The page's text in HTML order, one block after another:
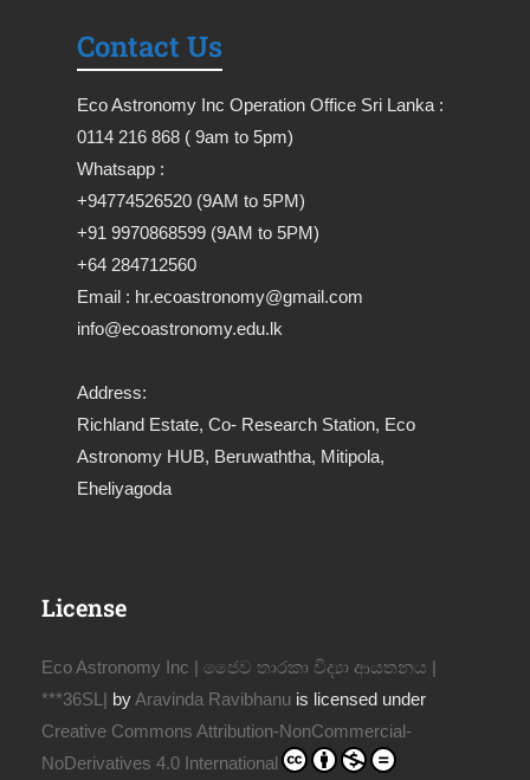
Contact Us
Eco Astronomy Inc Operation Office Sri Lanka :
0114 216 868 ( 9am to 5pm)
Whatsapp :
+94774526520 (9AM to 5PM)
+91 9970868599 (9AM to 5PM)
+64 284712560
Email : hr.ecoastronomy@gmail.com
info@ecoastronomy.edu.lk
Address:
Richland Estate, Co- Research Station, Eco
Astronomy HUB, Beruwaththa, Mitipola,
Eheliyagoda
License
Eco Astronomy Inc | ජෛව තාරකා විද්‍යා ආයතනය |
***36SL| byAravinda Ravibhanu is licensed under
Creative Commons Attribution-NonCommercial-
NoDerivatives 4.0 International